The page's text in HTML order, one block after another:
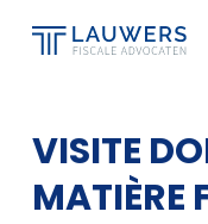
VISITE
MATIÈRE